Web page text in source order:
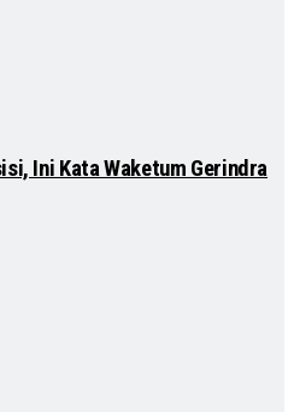
Ini Kata Waketum Gerindra